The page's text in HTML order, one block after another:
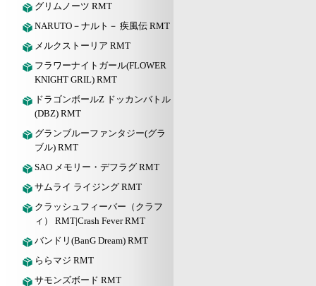
グリムノーツ RMT
NARUTO－ナルト－ 疾風伝 RMT
メルクストーリア RMT
フラワーナイトガール(FLOWER
KNIGHT GRIL) RMT
ドラゴンボールZ ドッカンバトル
(DBZ) RMT
グランブルーファンタジー(グラ
ブル) RMT
SAO メモリー・デフラグ RMT
サムライ ライジング RMT
クラッシュフィーバー（クラフ
ィ） RMT|Crash Fever RMT
バンドリ(BanG Dream) RMT
ららマジ RMT
サモンズボード RMT